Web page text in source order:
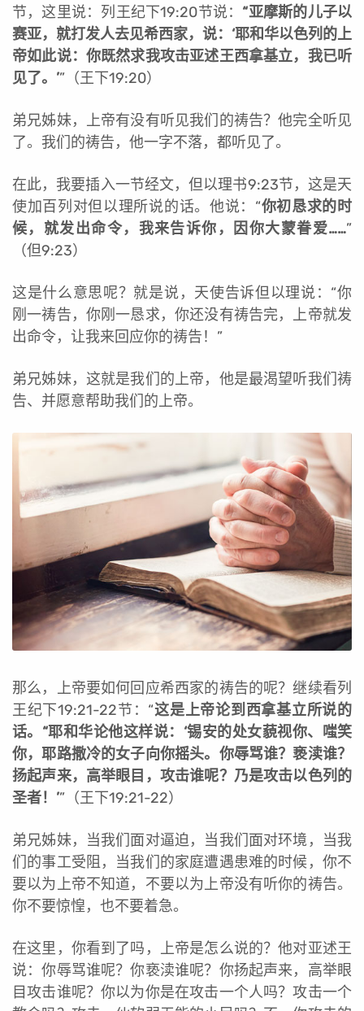
节，这里说：列王纪下19:20节说： “亚摩斯的儿子以
赛亚，就打发人去见希西家，说：‘耶和华以色列的上
帝如此说：你既然求我攻击亚述王西拿基立，我已听
见了。’”（王下19:20）
弟兄姊妹，上帝有没有听见我们的祷告？他完全听见
了。我们的祷告，他一字不落，都听见了。
在此，我要插入一节经文，但以理书9:23节，这是天
使加百列对但以理所说的话。他说：“你初恳求的时
候，就发出命令，我来告诉你，因你大蒙眷爱……”
（但9:23）
这是什么意思呢？就是说，天使告诉但以理说：“你
刚一祷告，你刚一恳求，你还没有祷告完，上帝就发
出命令，让我来回应你的祷告！”
弟兄姊妹，这就是我们的上帝，他是最渴望听我们祷
告、并愿意帮助我们的上帝。
那么，上帝要如何回应希西家的祷告的呢？继续看列
王纪下19:21-22节：“这是上帝论到西拿基立所说的
话。“耶和华论他这样说：‘锡安的处女藐视你、嗤笑
你，耶路撒冷的女子向你摇头。你辱骂谁？亵渎谁？
扬起声来，高举眼目，攻击谁呢？乃是攻击以色列的
圣者！’”（王下19:21-22）
弟兄姊妹，当我们面对逼迫，当我们面对环境，当我
们的事工受阻，当我们的家庭遭遇患难的时候，你不
要以为上帝不知道，不要以为上帝没有听你的祷告。
你不要惊惶，也不要着急。
在这里，你看到了吗，上帝是怎么说的？他对亚述王
说：你辱骂谁呢？你亵渎谁呢？你扬起声来，高举眼
目攻击谁呢？你以为你是在攻击一个人吗？攻击一个